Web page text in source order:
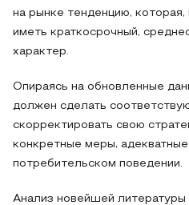
на рынке тенденцию,
иметь краткосрочный,
характер.
Опираясь на обновленные
должен сделать
скорректировать свою
конкретные меры,
потребительском поведении.
Анализ новейшей